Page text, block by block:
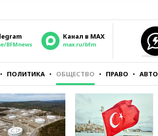
BFMnews
Канал в MAX
max.ru/bfm
ПОЛИТИКА ОБЩЕСТВО ПРАВО АВТО